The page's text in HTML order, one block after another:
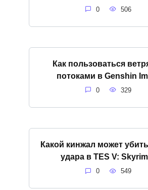
0 506
Как пользоваться
потоками в Genshin
0 329
Какой кинжал может
удара в TES V:
0 549